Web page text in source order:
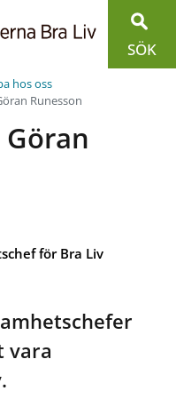
SÖK
hos oss
Runesson
för Bra Liv
vara